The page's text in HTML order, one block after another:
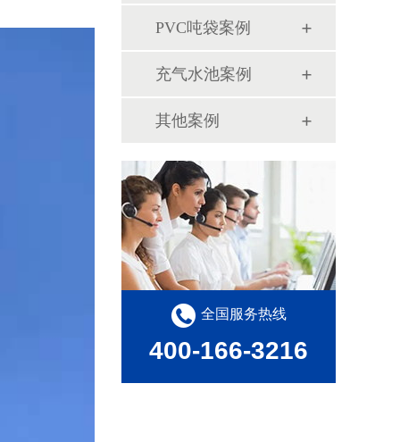
PVC吨袋案例
充气水池案例
其他案例
全国服务热线
400-166-3216